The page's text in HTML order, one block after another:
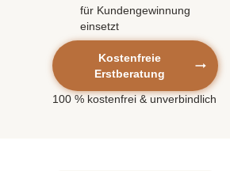
für Kundengewinnung
einsetzt
Kostenfreie
Erstberatung
100 % kostenfrei& unverbindlich